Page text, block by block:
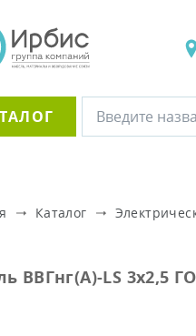
Каталог
ВВГнг(A)-LS 3х2,5